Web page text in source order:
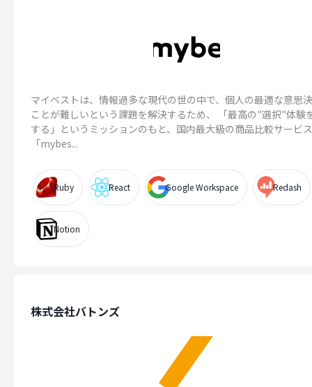
マイベストは、情報過多な現代の世の中で、個人の最適な意思
ことが難しいという課題を解決するため、 「最高の"選択"体験
する」というミッションのもと、国内最大級の商品比較サービス
「mybes...
Ruby React Google Workspace Redash
Notion
株式会社バトンズ